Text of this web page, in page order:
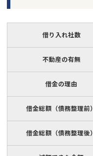
借り入れ社数
不動産の有無
借金の理由
借金総額（債務整理前）
借金総額（債務整理後）